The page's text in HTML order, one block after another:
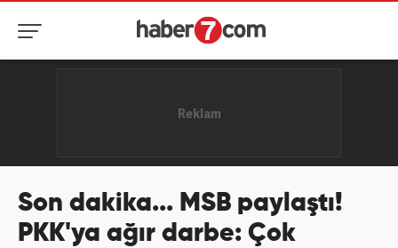
Son dakika... MSB paylaştı!
PKK'ya ağır darbe: Çok